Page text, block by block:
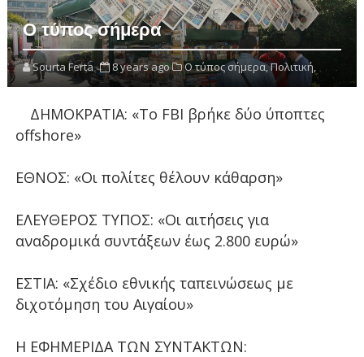
Ο τύπος σήμερα
Sourta Ferta 8 years ago Ο τύπος σήμερα,Πολιτική,
ΔΗΜΟΚΡΑΤΙΑ: «Το FBI βρήκε δύο ύποπτες
offshore»
ΕΘΝΟΣ: «Οι πολίτες θέλουν κάθαρση»
ΕΛΕΥΘΕΡΟΣ ΤΥΠΟΣ: «Οι αιτήσεις για
αναδρομικά συντάξεων έως 2.800 ευρώ»
ΕΣΤΙΑ: «Σχέδιο εθνικής ταπεινώσεως με
διχοτόμηση του Αιγαίου»
Η ΕΦΗΜΕΡΙΔΑ ΤΩΝ ΣΥΝΤΑΚΤΩΝ: